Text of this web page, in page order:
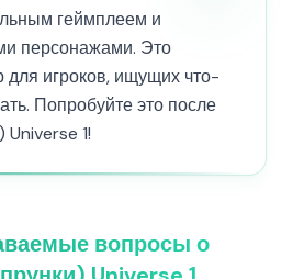
геймплеем и
персонажами. Это
игроков, ищущих что-
Попробуйте это после
1!
вопросы о